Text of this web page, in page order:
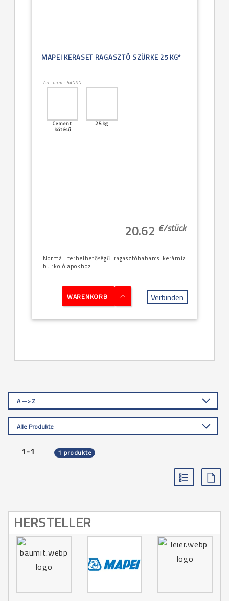
MAPEI KERASET RAGASZTÓ SZÜRKE 25 KG*
Art. num.: 54090
Cement
kötésű
25kg
20.62 €/stück
Normál terhelhetőségű ragasztóhabarcs kerámia
burkolólapokhoz.
WARENKORB Verbinden
A --> Z
Alle Produkte
1-1 1 produkte
HERSTELLER